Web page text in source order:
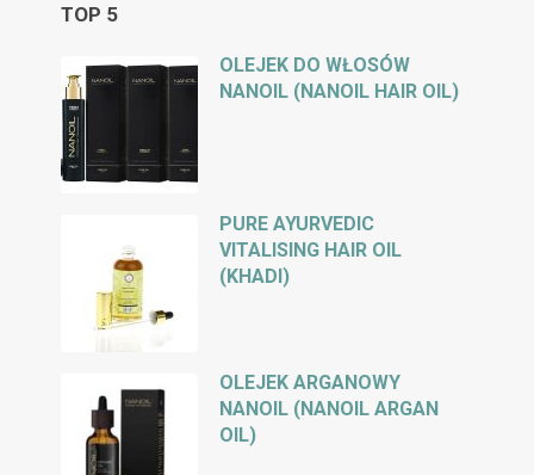
TOP 5
OLEJEK DO WŁOSÓW
NANOIL (NANOIL HAIR OIL)
PURE AYURVEDIC
VITALISING HAIR OIL
(KHADI)
OLEJEK ARGANOWY
NANOIL (NANOIL ARGAN
OIL)